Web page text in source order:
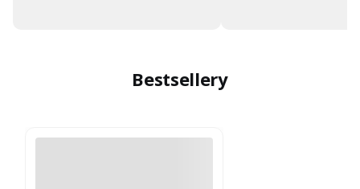
Bestsellery